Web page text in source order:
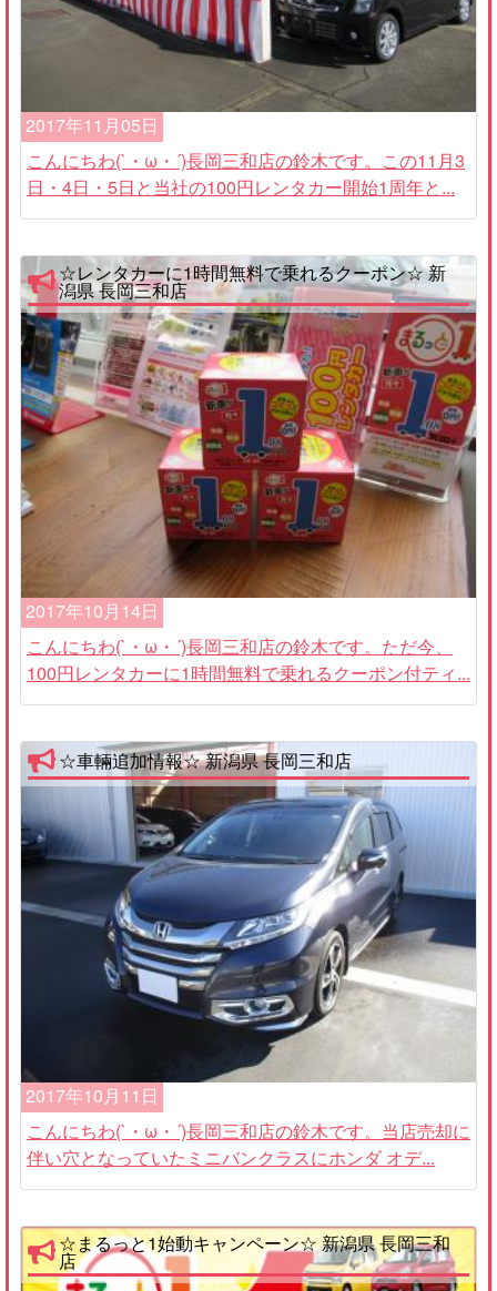
2017年11月05日
こんにちわ(`・ω・´)長岡三和店の鈴木です。この11月3
日・4日・5日と当社の100円レンタカー開始1周年と...
☆レンタカーに1時間無料で乗れるクーポン☆ 新
潟県 長岡三和店
2017年10月14日
こんにちわ(`・ω・´)長岡三和店の鈴木です。ただ今、
100円レンタカーに1時間無料で乗れるクーポン付ティ...
☆車輛追加情報☆ 新潟県 長岡三和店
2017年10月11日
こんにちわ(`・ω・´)長岡三和店の鈴木です。当店売却に
伴い穴となっていたミニバンクラスにホンダ オデ...
☆まるっと1始動キャンペーン☆ 新潟県 長岡三和
店